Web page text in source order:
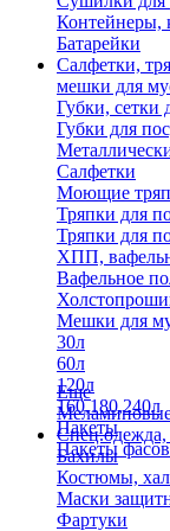
Контейнеры,
Батарейки
Салфетки,
мешки для
Губки, сетки
Губки для
Салфетки
Моющие
Тряпки для
Тряпки для
ХПП,
Вафельное
Мешки для
30л
60л
120л
160,180,240л
Пакеты
Пакеты
Еще
Спец.одежда,
Бахилы
Костюмы,
Маски
Фартуки